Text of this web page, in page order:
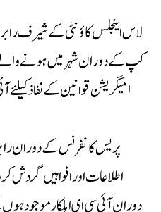
لاس اینجلس کاؤنٹی کے شیرف
کپ کے دوران شہر میں ہونے والے
امیگریشن قوانین کے نفاذ کیلئے
پریس کانفرنس کے دوران
اطلاعات اور افواہیں گردش
دوران آئی سی ای اہلکار موجود